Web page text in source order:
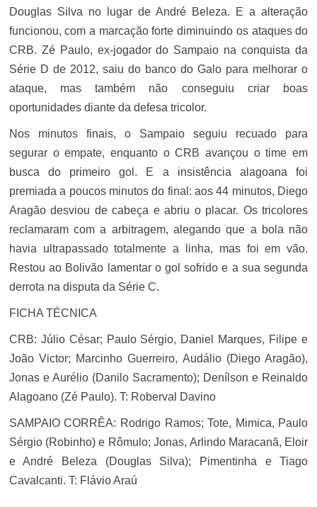
Douglas Silva no lugar de André Beleza. E a alteração
funcionou, com a marcação forte diminuindo os ataques do
CRB. Zé Paulo, ex-jogador do Sampaio na conquista da
Série D de 2012, saiu do banco do Galo para melhorar o
ataque, mas também não conseguiu criar boas
oportunidades diante da defesa tricolor.
Nos minutos finais, o Sampaio seguiu recuado para
segurar o empate, enquanto o CRB avançou o time em
busca do primeiro gol. E a insistência alagoana foi
premiada a poucos minutos do final: aos 44 minutos, Diego
Aragão desviou de cabeça e abriu o placar. Os tricolores
reclamaram com a arbitragem, alegando que a bola não
havia ultrapassado totalmente a linha, mas foi em vão.
Restou ao Bolivão lamentar o gol sofrido e a sua segunda
derrota na disputa da Série C.
FICHA TÉCNICA
CRB: Júlio César; Paulo Sérgio, Daniel Marques, Filipe e
João Victor; Marcinho Guerreiro, Audálio (Diego Aragão),
Jonas e Aurélio (Danilo Sacramento); Denílson e Reinaldo
Alagoano (Zé Paulo). T: Roberval Davino
SAMPAIO CORRÊA: Rodrigo Ramos; Tote, Mimica, Paulo
Sérgio (Robinho) e Rômulo; Jonas, Arlindo Maracanã, Eloir
e André Beleza (Douglas Silva); Pimentinha e Tiago
Cavalcanti. T: Flávio Araú